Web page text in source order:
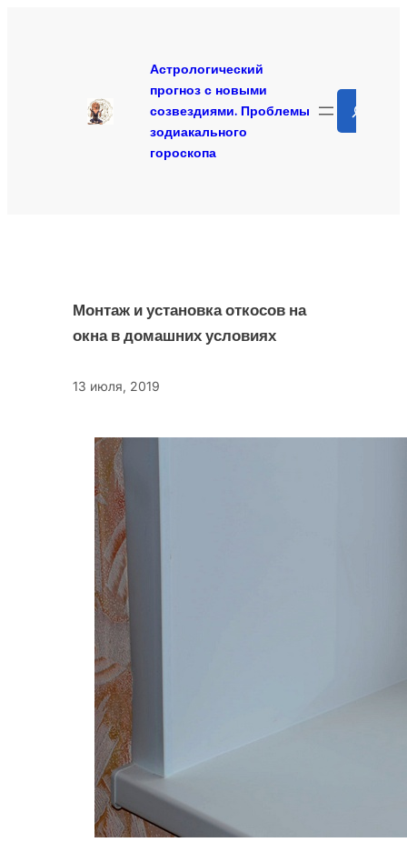
Астрологический
прогноз с новыми
созвездиями. Проблемы
зодиакального
гороскопа
Монтаж и установка откосов на
окна в домашних условиях
13 июля, 2019